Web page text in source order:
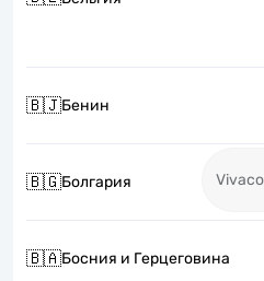
🇧🇯Бенин
🇧🇬Болгария
🇧🇦Босния и Герцеговина